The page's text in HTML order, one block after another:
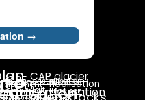
→
CAP glacier
CPF cristallisation
fidélisation
lait livraison
maturation